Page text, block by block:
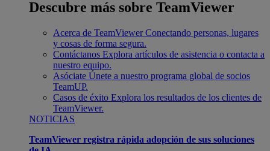
Descubre más sobre TeamViewer
Acerca de TeamViewer Conectando personas, lugares
y cosas de forma segura.
Contáctanos Explora artículos de asistencia o contacta a
nuestro equipo.
Asóciate Únete a nuestro programa global de socios
TeamUP.
Casos de éxito Explora los resultados de los clientes de
TeamViewer.
NOTICIAS
TeamViewer registra rápida adopción de sus soluciones